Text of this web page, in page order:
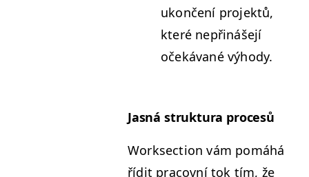
ukončení pro­jek­tů,
které nepřináše­jí
očeká­vané výhody.
Jas­ná struk­tu­ra procesů
Work­sec­tion vám pomáhá
řídit pra­cov­ní tok tím, že